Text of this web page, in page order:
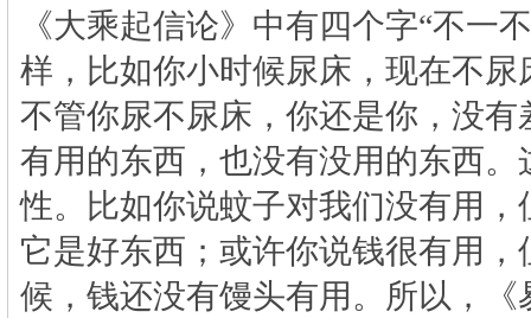
《大乘起信论》中有四个字“不一
样，比如你小时候尿床，现在不尿
不管你尿不尿床，你还是你，没有
有用的东西，也没有没用的东西。
性。比如你说蚊子对我们没有用，
它是好东西；或许你说钱很有用，
候，钱还没有馒头有用。所以，《